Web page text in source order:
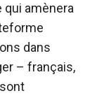
qui amènera
dans
– français,